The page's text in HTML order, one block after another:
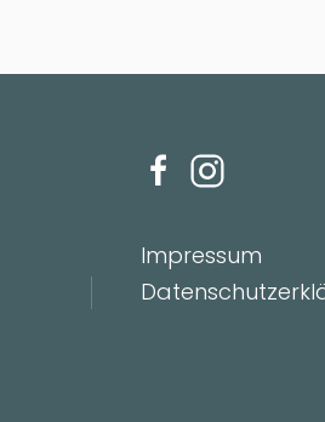
Impressum